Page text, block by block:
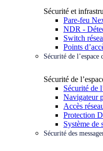
Sécurité et
Pare-feu
NDR -
Switch
Points
Sécurité de l’espace
Sécurité de
Sécurité de
Navigateur
Accès
Protection
Système de
Sécurité des